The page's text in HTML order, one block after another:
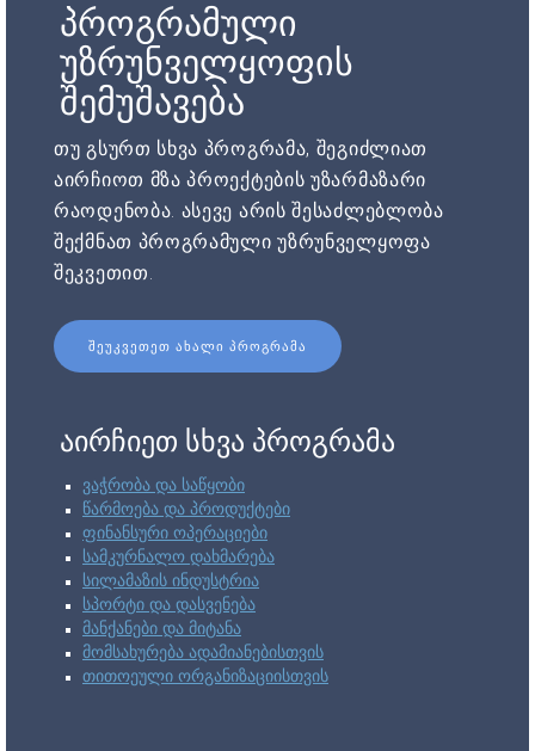
პროგრამული
უზრუნველყოფის
შემუშავება
თუ გსურთ სხვა პროგრამა, შეგიძლიათ
აირჩიოთ მზა პროექტების უზარმაზარი
რაოდენობა. ასევე არის შესაძლებლობა
შექმნათ პროგრამული უზრუნველყოფა
შეკვეთით.
ᲨᲔᲣᲙᲕᲔᲗᲔᲗ ᲐᲮᲐᲚᲘ ᲞᲠᲝᲒᲠᲐᲛᲐ
აირჩიეთ სხვა პროგრამა
ვაჭრობა და საწყობი
წარმოება და პროდუქტები
ფინანსური ოპერაციები
სამკურნალო დახმარება
სილამაზის ინდუსტრია
სპორტი და დასვენება
მანქანები და მიტანა
მომსახურება ადამიანებისთვის
თითოეული ორგანიზაციისთვის